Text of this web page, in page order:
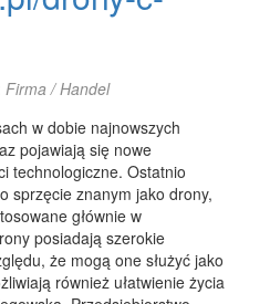
Firma / Handel
w dobie najnowszych
pojawiają się nowe
technologiczne. Ostatnio
sprzęcie znanym jako drony,
głównie w
posiadają szerokie
że mogą one służyć jako
również ułatwienie życia